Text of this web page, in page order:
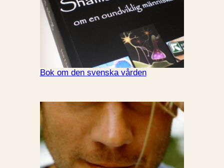
Bok om den svenska vården